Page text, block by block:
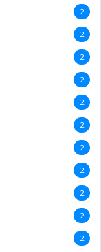
2
2
2
2
2
2
2
2
2
2
2